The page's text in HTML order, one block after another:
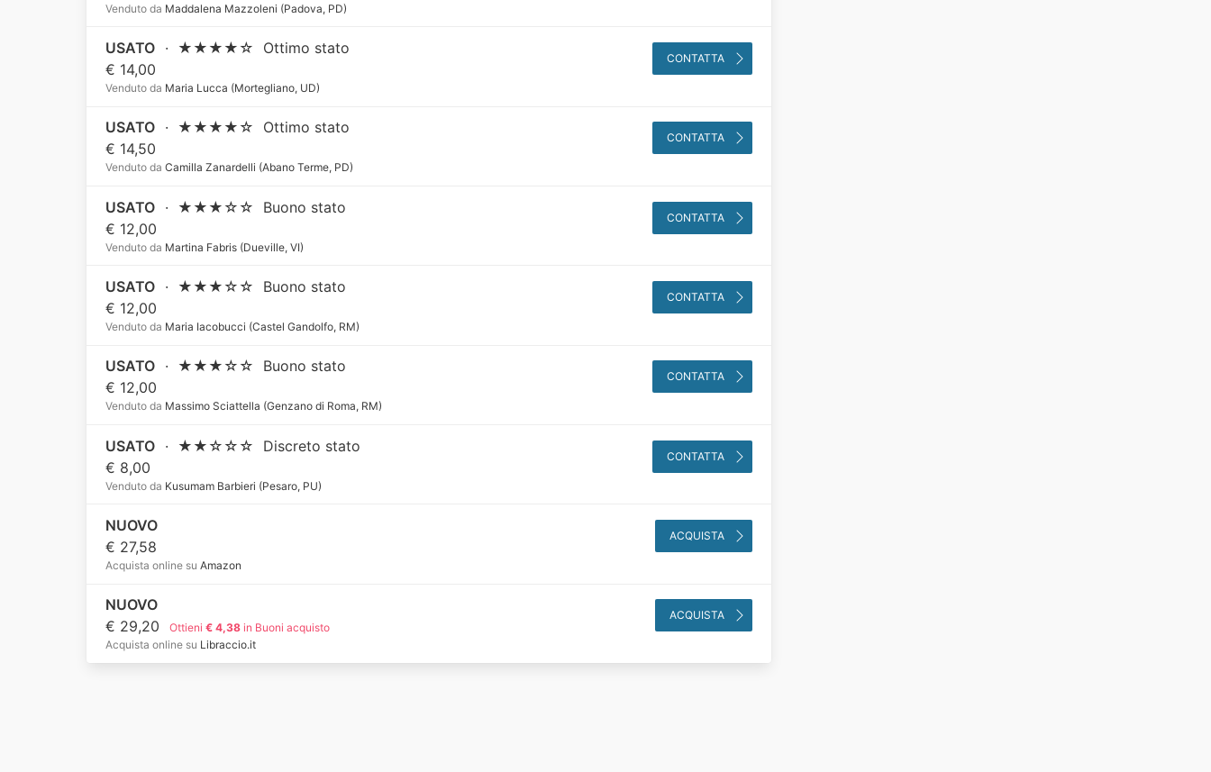
Venduto da Maddalena Mazzoleni (Padova, PD)
USATO · ★★★★☆
Ottimo stato
€ 14,00
Venduto da Maria Lucca (Mortegliano, UD)
CONTATTA
USATO · ★★★★☆
Ottimo stato
€ 14,50
Venduto da Camilla Zanardelli (Abano Terme, PD)
CONTATTA
USATO · ★★★☆☆
Buono stato
€ 12,00
Venduto da Martina Fabris (Dueville, VI)
CONTATTA
USATO · ★★★☆☆
Buono stato
€ 12,00
Venduto da Maria Iacobucci (Castel Gandolfo, RM)
CONTATTA
USATO · ★★★☆☆
Buono stato
€ 12,00
Venduto da Massimo Sciattella (Genzano di Roma, RM)
CONTATTA
USATO · ★★☆☆☆
Discreto stato
€ 8,00
Venduto da Kusumam Barbieri (Pesaro, PU)
CONTATTA
NUOVO
€ 27,58
Acquista online su Amazon
ACQUISTA
NUOVO
€ 29,20
Ottieni € 4,38in Buoni acquisto
Acquista online su Libraccio.it
ACQUISTA